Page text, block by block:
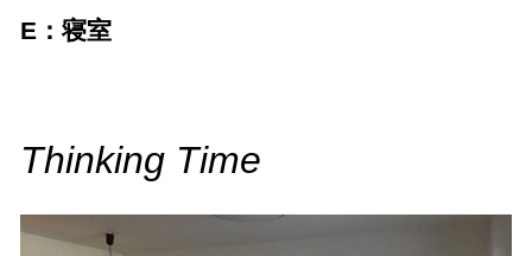
E：寝室
Thinking Time